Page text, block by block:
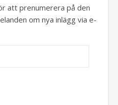
att prenumerera på den
om nya inlägg via e-